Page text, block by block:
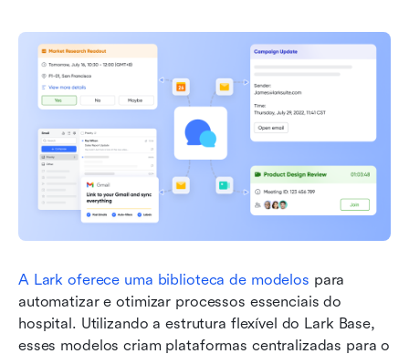
A Lark oferece uma biblioteca de modelos para
automatizar e otimizar processos essenciais do
hospital. Utilizando a estrutura flexível do Lark Base,
esses modelos criam plataformas centralizadas para o